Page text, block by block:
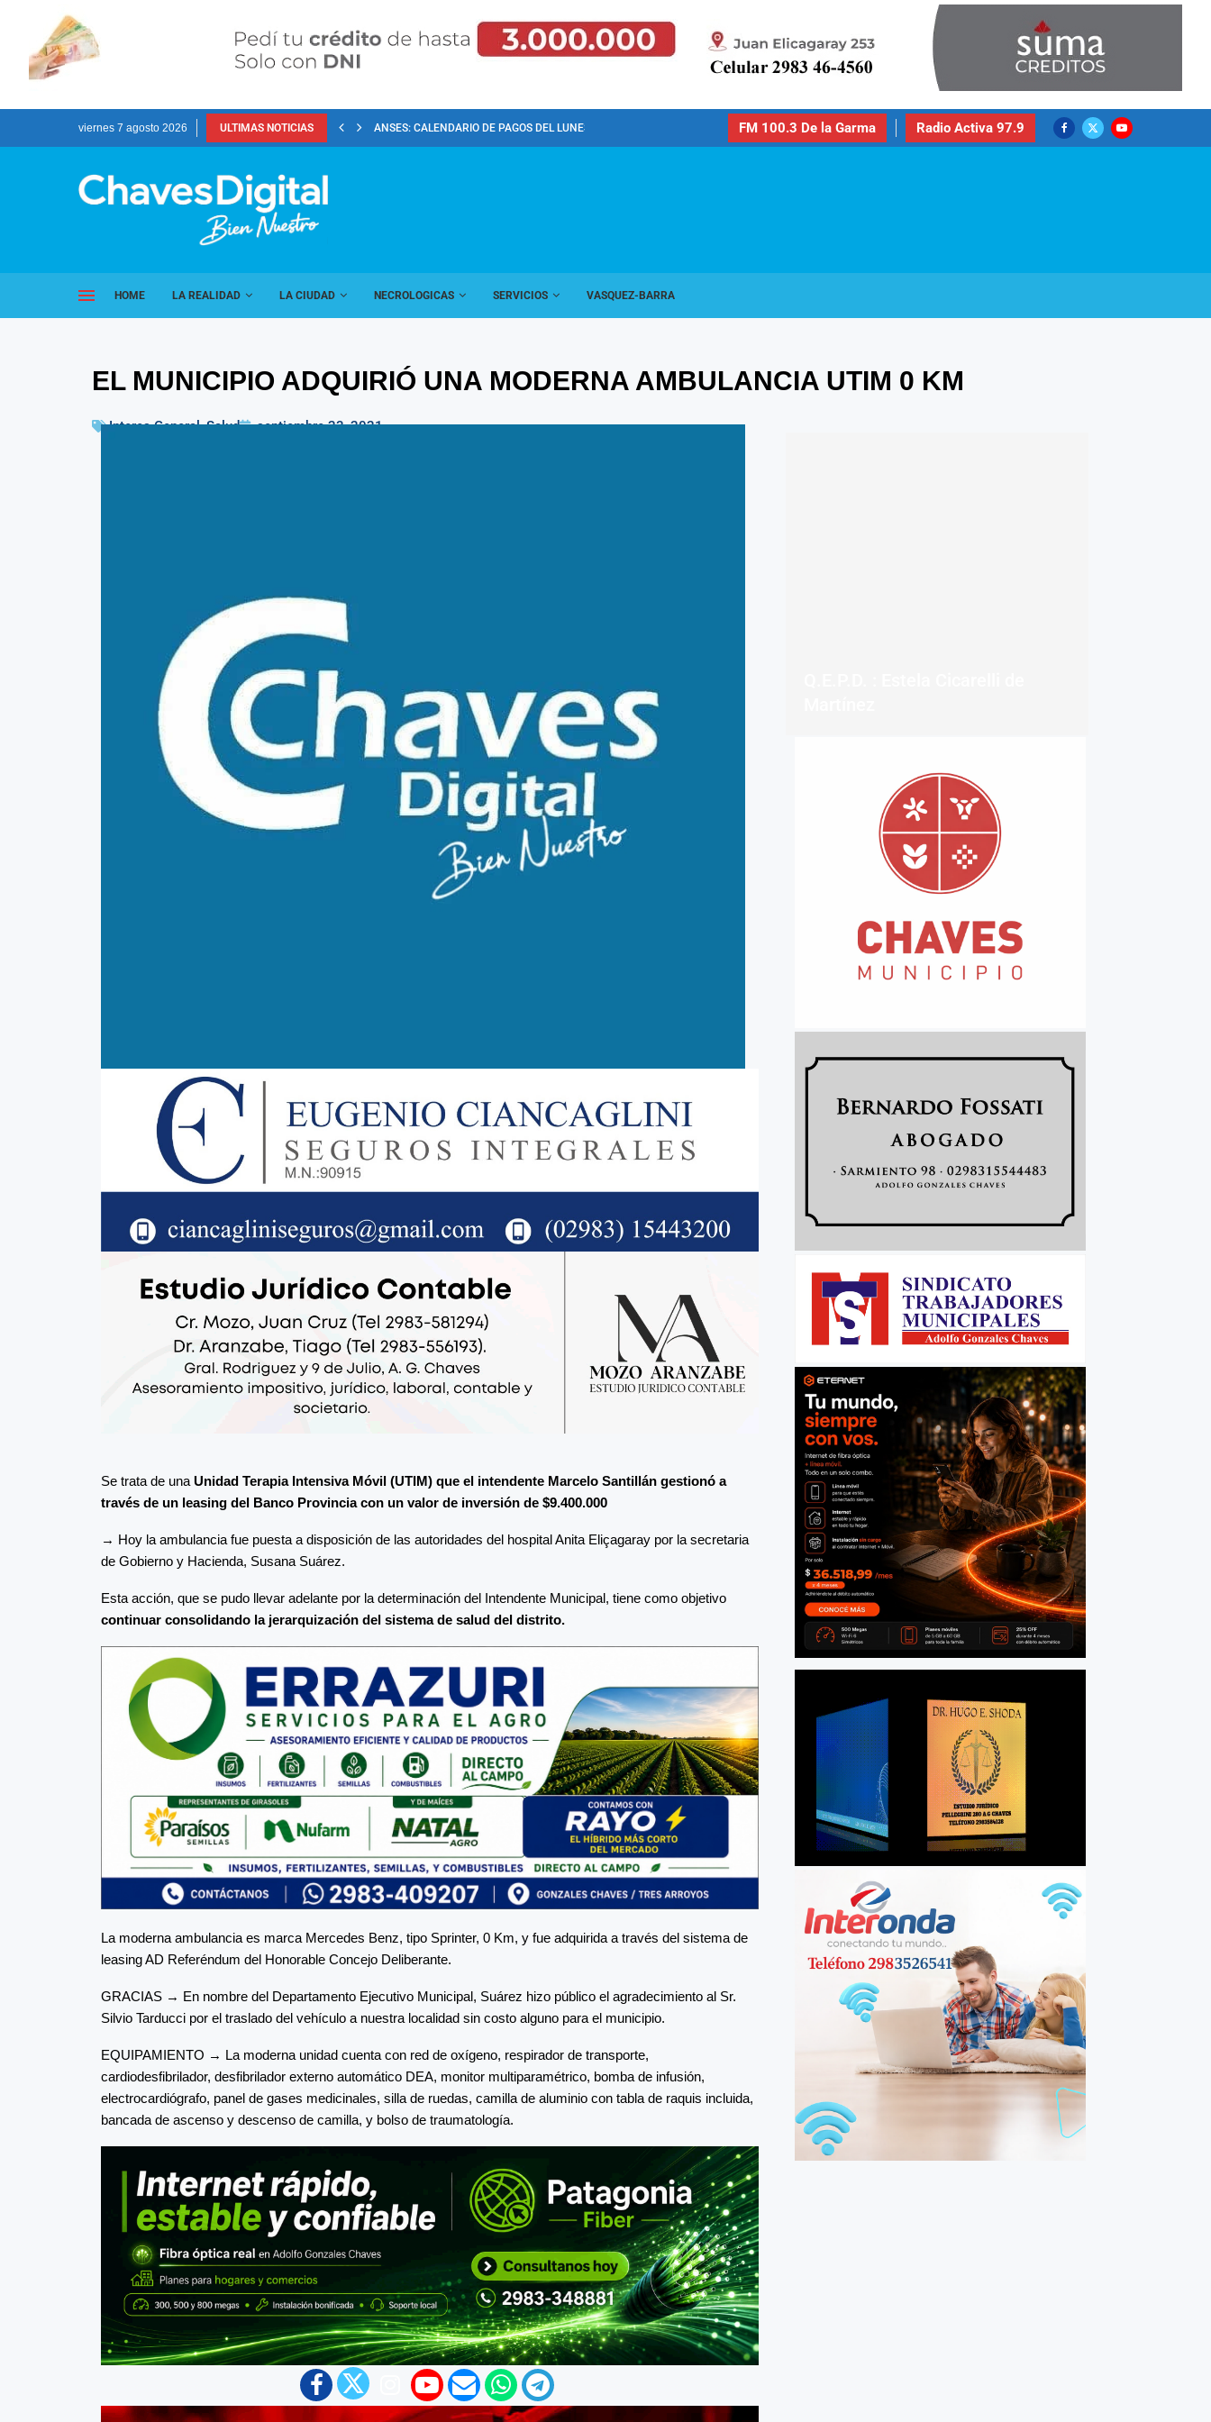
viernes 7 agosto 2026 ULTIMAS NOTICIAS ANSES: CALENDARIO DE PAGOS DEL LUNES 10 DE... FM 100.3 De la Garma Radio Activa 97.9
HOME LA REALIDAD LA CIUDAD NECROLOGICAS SERVICIOS VASQUEZ-BARRA
EL MUNICIPIO ADQUIRIÓ UNA MODERNA AMBULANCIA UTIM 0 KM
Interes General,Salud septiembre 23, 2021
Se trata de una Unidad Terapia Intensiva Móvil (UTIM) que el intendente Marcelo Santillán gestionó a
través de un leasing del Banco Provincia con un valor de inversión de $9.400.000
→ Hoy la ambulancia fue puesta a disposición de las autoridades del hospital Anita Eliçagaray por la secretaria
de Gobierno y Hacienda, Susana Suárez.
Esta acción, que se pudo llevar adelante por la determinación del Intendente Municipal, tiene como objetivo
continuar consolidando la jerarquización del sistema de salud del distrito.
La moderna ambulancia es marca Mercedes Benz, tipo Sprinter, 0 Km, y fue adquirida a través del sistema de
leasing AD Referéndum del Honorable Concejo Deliberante.
GRACIAS → En nombre del Departamento Ejecutivo Municipal, Suárez hizo público el agradecimiento al Sr.
Silvio Tarducci por el traslado del vehículo a nuestra localidad sin costo alguno para el municipio.
EQUIPAMIENTO → La moderna unidad cuenta con red de oxígeno, respirador de transporte,
cardiodesfibrilador, desfibrilador externo automático DEA, monitor multiparamétrico, bomba de infusión,
electrocardiógrafo, panel de gases medicinales, silla de ruedas, camilla de aluminio con tabla de raquis incluida,
bancada de ascenso y descenso de camilla, y bolso de traumatología.